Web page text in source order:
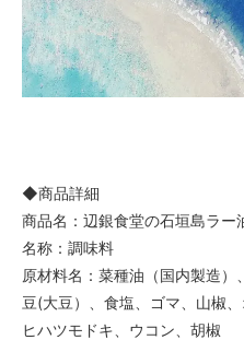
◆商品詳細
商品名：辺銀食堂の石垣島ラー
名称：調味料
原材料名：菜種油（国内製造
豆(大豆）、食塩、ゴマ、山椒
ヒハツモドキ、ウコン、胡椒